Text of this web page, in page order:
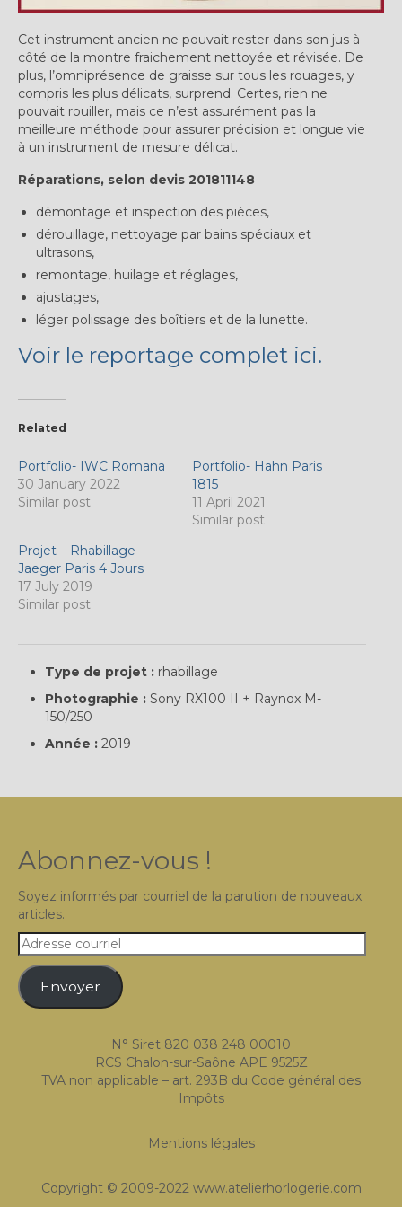
Expositions
Témoignages
A Propos
Cet instrument ancien ne pouvait rester dans son jus à
côté de la montre fraichement nettoyée et révisée. De
plus, l’omniprésence de graisse sur tous les rouages, y
compris les plus délicats, surprend. Certes, rien ne
pouvait rouiller, mais ce n’est assurément pas la
meilleure méthode pour assurer précision et longue vie
à un instrument de mesure délicat.
Réparations, selon devis 201811148
démontage et inspection des pièces,
dérouillage, nettoyage par bains spéciaux et
ultrasons,
remontage, huilage et réglages,
ajustages,
léger polissage des boîtiers et de la lunette.
Voir le reportage complet ici.
Related
Portfolio- IWC Romana
30 January 2022
Similar post
Portfolio- Hahn Paris
1815
11 April 2021
Similar post
Projet – Rhabillage
Jaeger Paris 4 Jours
17 July 2019
Similar post
Type de projet : rhabillage
Photographie : Sony RX100 II + Raynox M-
150/250
Année : 2019
Abonnez-vous !
Soyez informés par courriel de la parution de nouveaux
articles.
Adresse
courriel
Envoyer
N° Siret 820 038 248 00010
RCS Chalon-sur-Saône APE 9525Z
TVA non applicable – art. 293B du Code général des
Impôts
Mentions légales
Copyright © 2009-2022 www.atelierhorlogerie.com